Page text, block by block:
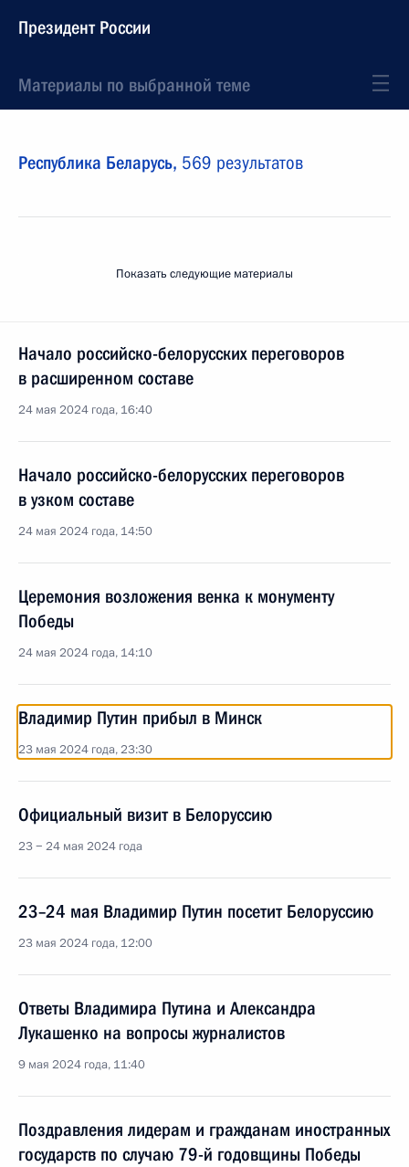
Президент России
Материалы по выбранной теме
Республика Беларусь, 569 результатов
Показать следующие материалы
Начало российско-белорусских переговоров
в расширенном составе
24 мая 2024 года, 16:40
Начало российско-белорусских переговоров
в узком составе
24 мая 2024 года, 14:50
Церемония возложения венка к монументу
Победы
24 мая 2024 года, 14:10
Владимир Путин прибыл в Минск
23 мая 2024 года, 23:30
Официальный визит в Белоруссию
23 − 24 мая 2024 года
23–24 мая Владимир Путин посетит Белоруссию
23 мая 2024 года, 12:00
Ответы Владимира Путина и Александра
Лукашенко на вопросы журналистов
9 мая 2024 года, 11:40
Поздравления лидерам и гражданам иностранных
государств по случаю 79-й годовщины Победы